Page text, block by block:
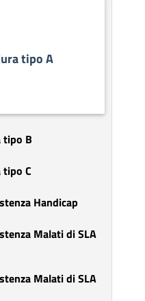
tipo A
tipo B
C
Handicap
Malati di SLA
Malati di SLA